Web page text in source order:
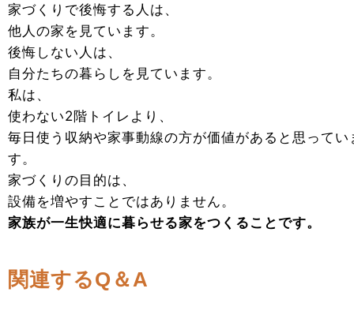
家づくりで後悔する人は、
他人の家を見ています。
後悔しない人は、
自分たちの暮らしを見ています。
私は、
使わない2階トイレより、
毎日使う収納や家事動線の方が価値があると思ってい
す。
家づくりの目的は、
設備を増やすことではありません。
家族が一生快適に暮らせる家をつくることです。
関連するQ＆A